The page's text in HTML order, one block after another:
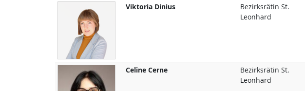
Viktoria Dinius
Bezirksrätin St.
Leonhard
Celine Cerne
Bezirksrätin St.
Leonhard